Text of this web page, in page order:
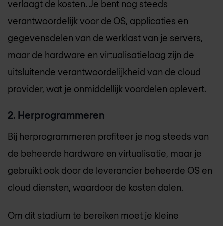
verlaagt de kosten. Je bent nog steeds
verantwoordelijk voor de OS, applicaties en
gegevensdelen van de werklast van je servers,
maar de hardware en virtualisatielaag zijn de
uitsluitende verantwoordelijkheid van de cloud
provider, wat je onmiddellijk voordelen oplevert.
2. Herprogrammeren
Bij herprogrammeren profiteer je nog steeds van
de beheerde hardware en virtualisatie, maar je
gebruikt ook door de leverancier beheerde OS en
cloud diensten, waardoor de kosten dalen.
Om dit stadium te bereiken moet je kleine